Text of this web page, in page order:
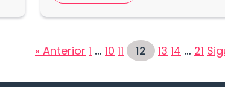
« Anterior 1 … 10 11 12 13 14 … 21